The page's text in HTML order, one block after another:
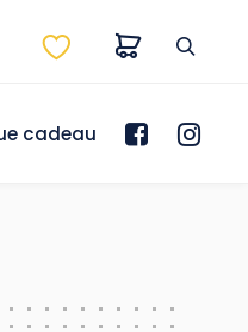
cadeau